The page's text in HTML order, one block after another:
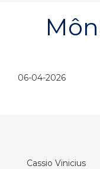
06-04-2026
Cassio Vinicius